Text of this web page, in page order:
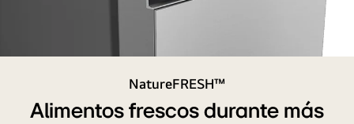
NatureFRESH™
Alimentos frescos durante más